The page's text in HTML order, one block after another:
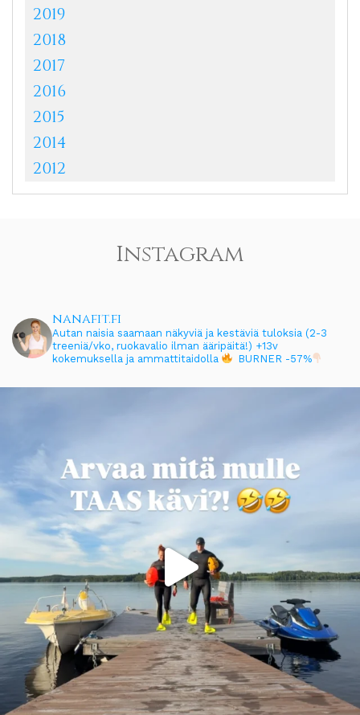
2019
2018
2017
2016
2015
2014
2012
Instagram
nanafit.fi
Autan naisia saamaan näkyviä ja kestäviä tuloksia (2-3
treeniä/vko, ruokavalio ilman ääripäitä!) +13v
kokemuksella ja ammattitaidolla
BURNER -57%